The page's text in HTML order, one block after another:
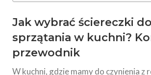
Jak wybrać ściereczki do
sprzątania w kuchni?
przewodnik
W kuchni, gdzie mamy do czynienia z